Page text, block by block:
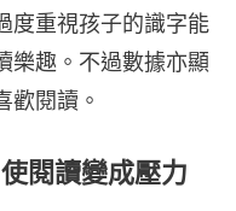
度重視孩子的識字能
樂趣。不過數據亦顯
歡閱讀。
閱讀變成壓力